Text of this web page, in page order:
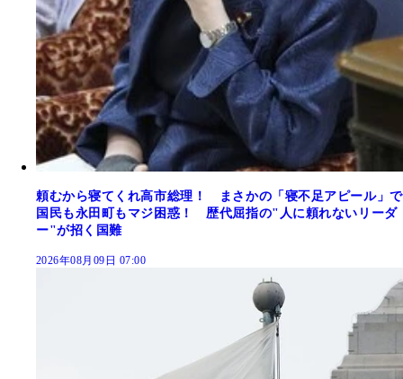
頼むから寝てくれ高市総理！ まさかの「寝不足アピール」で
国民も永田町もマジ困惑！ 歴代屈指の"人に頼れないリーダ
ー"が招く国難
2026年08月09日 07:00